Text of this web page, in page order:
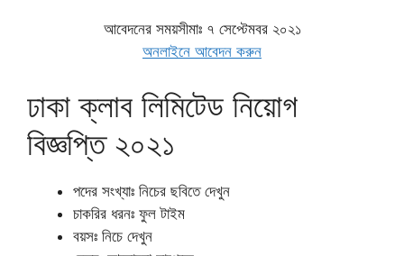
আবেদনের সময়সীমাঃ ৭ সেপ্টেমবর ২০২১
অনলাইনে আবেদন করুন
ঢাকা ক্লাব লিমিটেড নিয়োগ
বিজ্ঞপ্তি ২০২১
পদের সংখ্যাঃ নিচের ছবিতে দেখুন
চাকরির ধরনঃ ফুল টাইম
বয়সঃ নিচে দেখুন